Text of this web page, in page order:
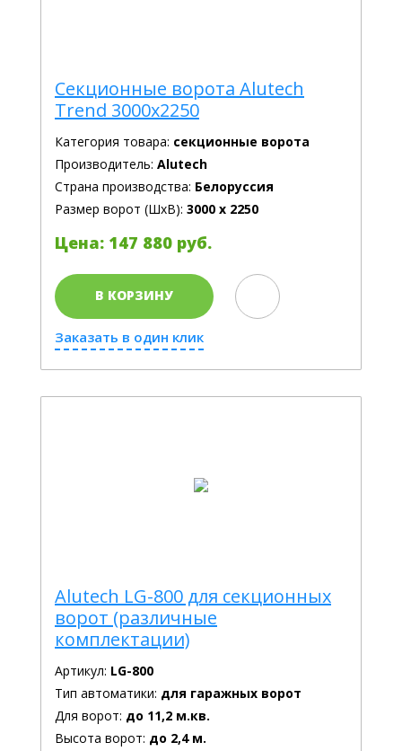
Секционные ворота Alutech
Trend 3000х2250
Категория товара: секционные ворота
Производитель: Alutech
Страна производства: Белоруссия
Размер ворот (ШхВ): 3000 х 2250
Цена: 147 880 руб.
В КОРЗИНУ
Заказать в один клик
Alutech LG-800 для секционных
ворот (различные
комплектации)
Артикул: LG-800
Тип автоматики: для гаражных ворот
Для ворот: до 11,2 м.кв.
Высота ворот: до 2,4 м.